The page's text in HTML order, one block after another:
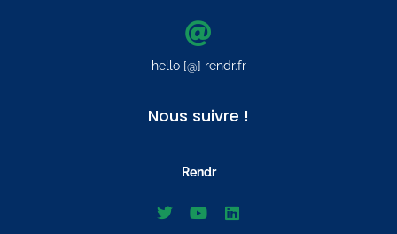
hello [@] rendr.fr
Nous suivre !
Rendr